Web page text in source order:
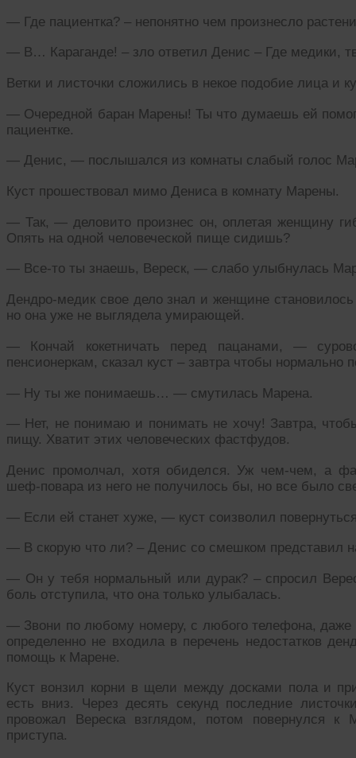
— Где пациентка? – непонятно чем произнесло
— В… Караганде! – зло ответил Денис – Где медики,
Ветки и листочки сложились в некое подобие лица и
— Очередной баран Марены! Ты что думаешь ей
пациентке.
— Денис, — послышался из комнаты слабый голос
Куст прошествовал мимо Дениса в комнату Марены.
— Так, — деловито произнес он, оплетая женщину
Опять на одной человеческой пище сидишь?
— Все-то ты знаешь, Вереск, — слабо улыбнулась
Дендро-медик свое дело знал и женщине
но она уже не выглядела умирающей.
— Кончай кокетничать перед пацанами, —
пенсионеркам, сказал куст – завтра чтобы нормально
— Ну ты же понимаешь… — смутилась Марена.
— Нет, не понимаю и понимать не хочу! Завтра,
пищу. Хватит этих человеческих фастфудов.
Денис промолчал, хотя обиделся. Уж чем-чем, а
шеф-повара из него не получилось бы, но все было
— Если ей станет хуже, — куст соизволил
— В скорую что ли? – Денис со смешком представил
— Он у тебя нормальный или дурак? – спросил
боль отступила, что она только улыбалась.
— Звони по любому номеру, с любого телефона,
определенно не входила в перечень недостатков
помощь к Марене.
Куст вонзил корни в щели между досками пола и
есть вниз. Через десять секунд последние
провожал Вереска взглядом, потом повернулся
приступа.